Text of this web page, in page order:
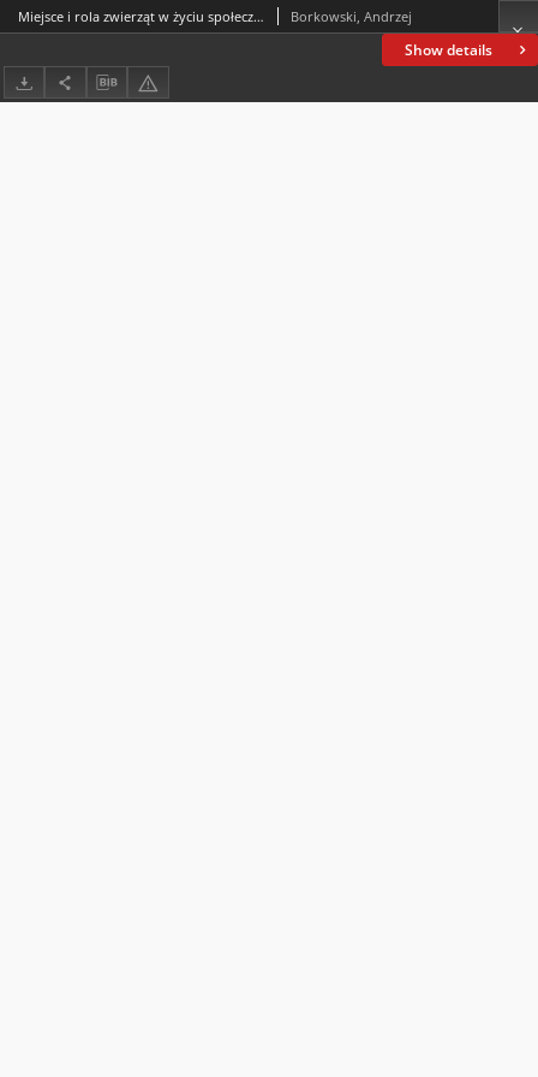
Show details
Miejsce i rola zwierząt w życiu społecznym na pograniczach dziejów i kultur (w kręgu prozy wspomnieniowej Kazimiery Iłłakowiczówny) Borkowski, Andrzej